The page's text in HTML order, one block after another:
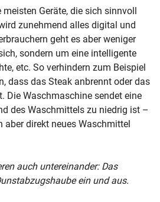
meisten Geräte, die sich sinnvoll
zunehmend alles digital und
geht es aber weniger
sondern um eine intelligente
etc. So verhindern zum Beispiel
dass das Steak anbrennt oder das
Die Waschmaschine sendet eine
des Waschmittels zu niedrig ist –
aber direkt neues Waschmittel
auch untereinander: Das
ein und aus.